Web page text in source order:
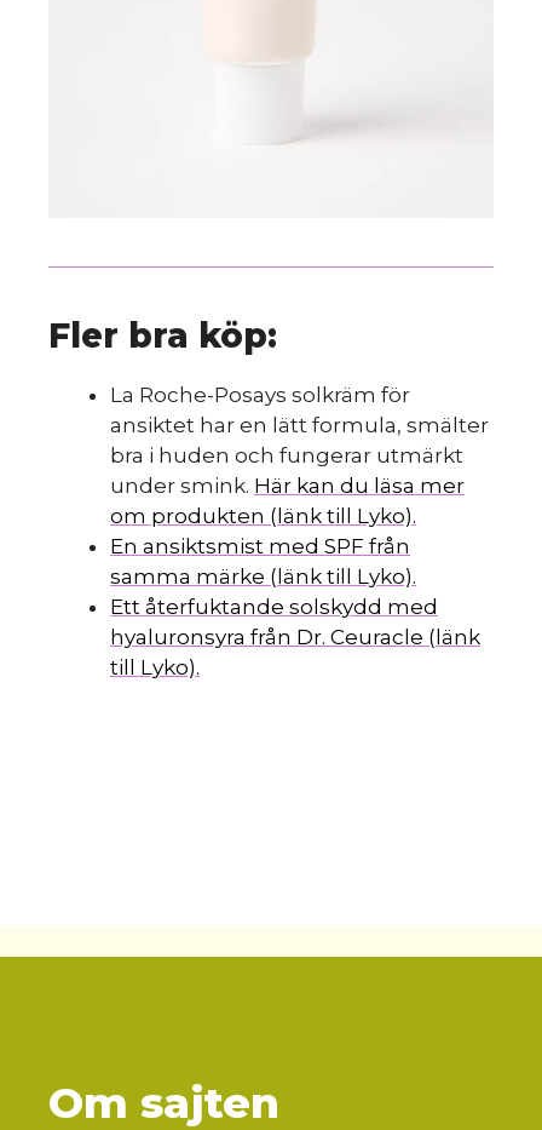
Fler bra köp:
La Roche-Posays solkräm för
ansiktet har en lätt formula, smälter
bra i huden och fungerar utmärkt
under smink. Här kan du läsa mer
om produkten (länk till Lyko).
En ansiktsmist med SPF från
samma märke (länk till Lyko).
Ett återfuktande solskydd med
hyaluronsyra från Dr. Ceuracle (länk
till Lyko).
Om sajten